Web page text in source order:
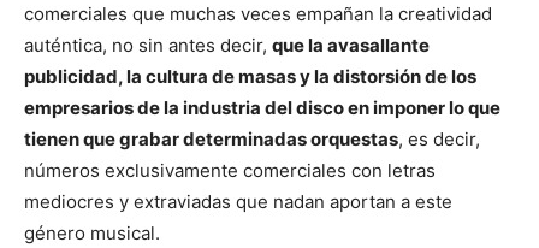
comerciales que muchas veces empañan la creatividad
auténtica, no sin antes decir, que la avasallante
publicidad, la cultura de masas y la distorsión de los
empresarios de la industria del disco en imponer lo que
tienen que grabar determinadas orquestas, es decir,
números exclusivamente comerciales con letras
mediocres y extraviadas que nadan aportan a este
género musical.